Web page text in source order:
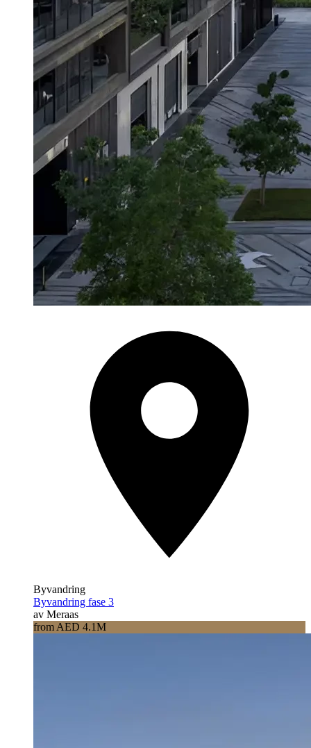
Byvandring
Byvandring fase 3
av Meraas
from AED 4.1M